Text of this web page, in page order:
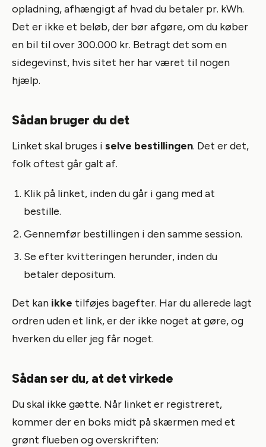
opladning, afhængigt af hvad du betaler pr. kWh.
Det er ikke et beløb, der bør afgøre, om du køber
en bil til over 300.000 kr. Betragt det som en
sidegevinst, hvis sitet her har været til nogen
hjælp.
Sådan bruger du det
Linket skal bruges i selve bestillingen. Det er det,
folk oftest går galt af.
Klik på linket, inden du går i gang med at
bestille.
Gennemfør bestillingen i den samme session.
Se efter kvitteringen herunder, inden du
betaler depositum.
Det kan ikke tilføjes bagefter. Har du allerede lagt
ordren uden et link, er der ikke noget at gøre, og
hverken du eller jeg får noget.
Sådan ser du, at det virkede
Du skal ikke gætte. Når linket er registreret,
kommer der en boks midt på skærmen med et
grønt flueben og overskriften: